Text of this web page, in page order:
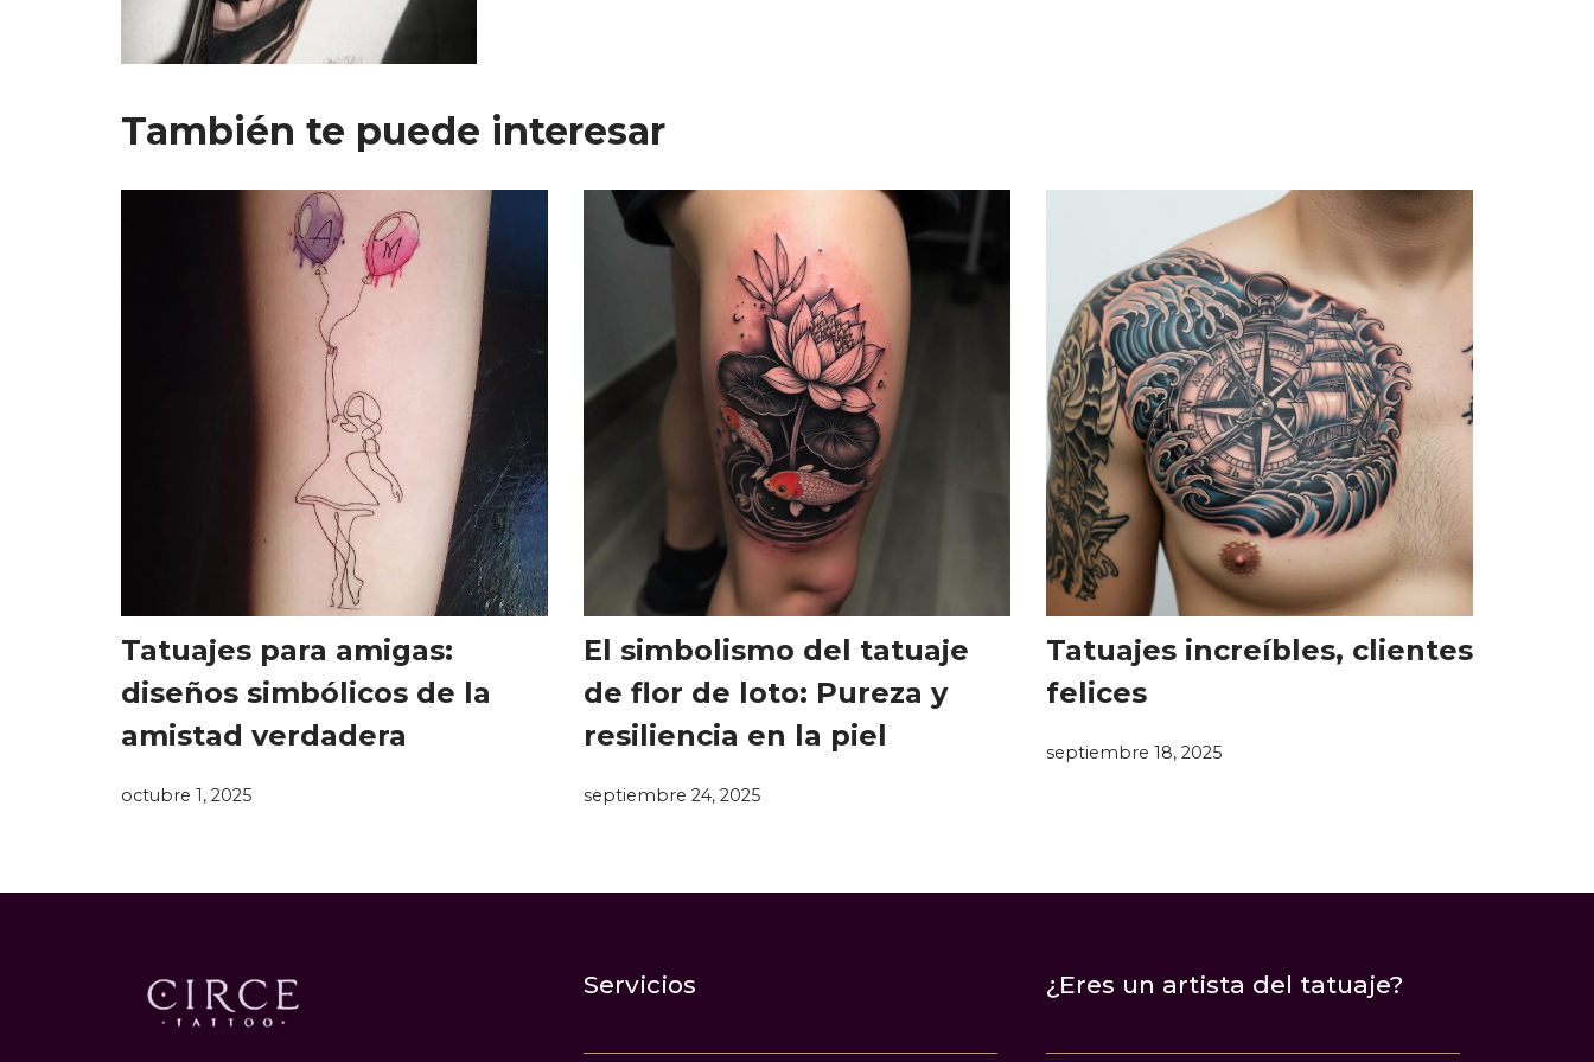
También te puede interesar
Tatuajes para amigas:
diseños simbólicos de la
amistad verdadera
octubre 1, 2025
El simbolismo del tatuaje
de flor de loto: Pureza y
resiliencia en la piel
septiembre 24, 2025
Tatuajes increíbles, clientes
felices
septiembre 18, 2025
Servicios ¿Eres un artista del tatuaje?